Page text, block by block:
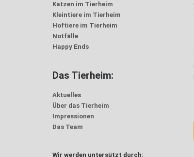
Katzen im Tierheim
Kleintiere im Tierheim
Hoftiere im Tierheim
Notfälle
Happy Ends
Das Tierheim:
Aktuelles
Über das Tierheim
Impressionen
Das Team
Wir werden untersützt durch: